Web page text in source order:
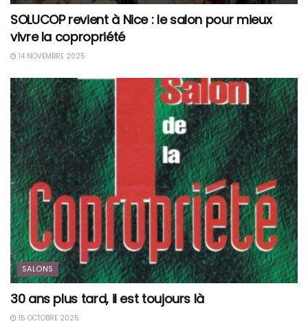
SOLUCOP revient à Nice : le salon pour mieux
vivre la copropriété
14 NOVEMBRE 2025
SALONS
30 ans plus tard, il est toujours là
15 OCTOBRE 2025